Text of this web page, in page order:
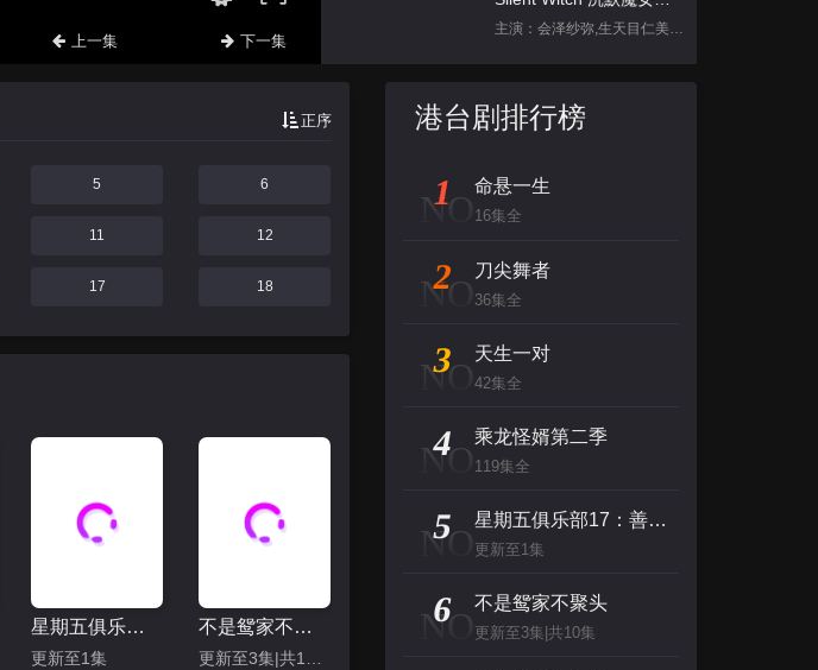
上一集 下一集
主演：会泽纱弥,生天目仁美,诹访部顺一,坂田将吾,中岛良
主演：不齐男团
背后
创：战纪
名侦探柯南（日语）
正序
5 6
11 12
17 18
星期五俱乐部17：善良赢得人心
更新至1集
不是鸳家不聚头
港台剧排行榜
NO
1 命悬一生
16集全
NO
2 刀尖舞者
36集全
NO
3 天生一对
42集全
NO
4 乘龙怪婿第二季
119集全
NO
5 星期五俱乐部17：善良赢得人心
更新至1集
NO
6 不是鸳家不聚头
更新至3集|共10集